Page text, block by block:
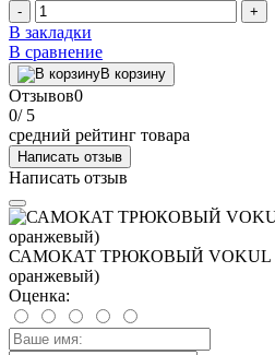
- +
В закладки
В сравнение
В корзину
Отзывов0
0/ 5
средний рейтинг товара
Написать отзыв
Написать отзыв
САМОКАТ ТРЮКОВЫЙ VOKUL
оранжевый)
Оценка: